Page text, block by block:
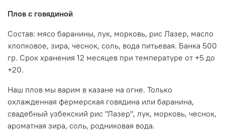
Плов с говядиной
Состав: мясо баранины, лук, морковь, рис Лазер, масло
хлопковое, зира, чеснок, соль, вода питьевая. Банка 500
гр. Срок хранения 12 месяцев при температуре от +5 до
+20.
Наш плов мы варим в казане на огне. Только
охлажденная фермерская говядина или баранина,
свадебный узбекский рис ''Лазер'', лук, морковь, чеснок,
ароматная зира, соль, родниковая вода.